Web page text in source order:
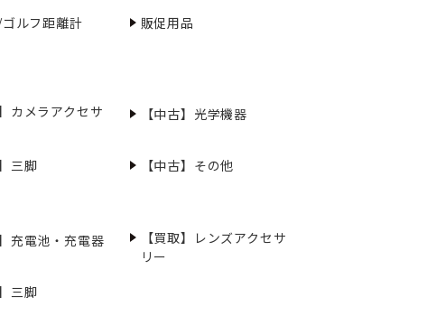
ルフ距離計 販促用品
カメラアクセサ
【中古】光学機器
三脚 【中古】その他
充電池・充電器
【買取】レンズアクセサ
リー
三脚